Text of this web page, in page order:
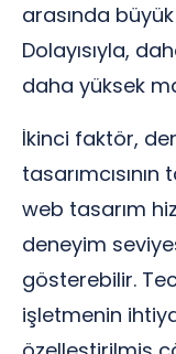
arasında
Dolayısıyla,
daha yüksek
İkinci faktör,
web tasarım
deneyim
gösterebilir.
işletmenin